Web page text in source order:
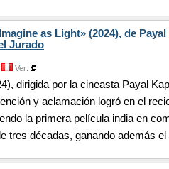
as Light» (2024), de
Jurado
Ver:
dirigida por la cineasta Payal
y aclamación logró en el
la primera película india en
tres décadas, ganando además el